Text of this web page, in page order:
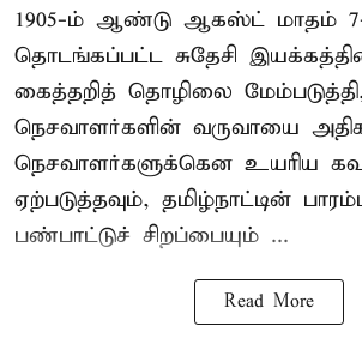
1905-ம் ஆண்டு ஆகஸ்ட் மாதம்
தொடங்கப்பட்ட சுதேசி
கைத்தறித் தொழிலை
நெசவாளர்களின் வருவாயை
நெசவாளர்களுக்கென உயரிய
ஏற்படுத்தவும், தமிழ்நாட்டின்
பண்பாட்டுச் சிறப்பையும் ...
Read More